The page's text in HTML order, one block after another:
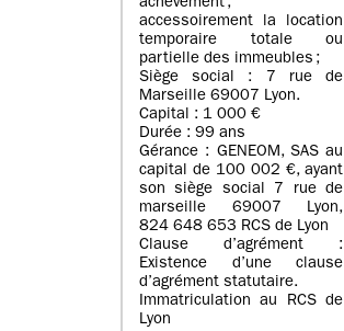
achèvement ;
accessoirement la location
temporaire totale ou
partielle des immeubles ;
Siège social : 7 rue de
Marseille 69007 Lyon.
Capital : 1 000 €
Durée : 99 ans
Gérance : GENEOM, SAS au
capital de 100 002 €, ayant
son siège social 7 rue de
marseille 69007 Lyon,
824 648 653 RCS de Lyon
Clause d’agrément :
Existence d’une clause
d’agrément statutaire.
Immatriculation au RCS de
Lyon